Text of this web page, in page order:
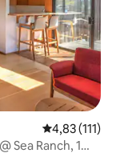
Évaluation
4,83 (111)
Sea Ranch, 1